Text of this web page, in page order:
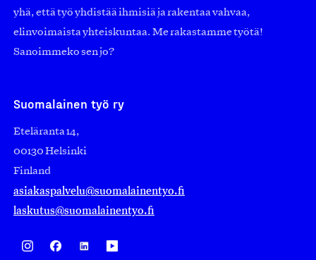
yhä, että työ yhdistää ihmisiä ja rakentaa vahvaa,
elinvoimaista yhteiskuntaa. Me rakastamme työtä!
Sanoimmeko sen jo?
Suomalainen työ ry
Eteläranta 14,
00130 Helsinki
Finland
asiakaspalvelu@suomalainentyo.fi
laskutus@suomalainentyo.fi